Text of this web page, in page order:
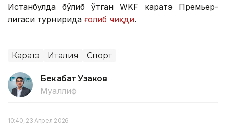
Истанбулда бўлиб ўтган WKF каратэ Премьер-
лигаси турнирида ғолиб чиқди.
Каратэ Италия Спорт
Бекабат Узаков
Муаллиф
10:40, 23 Апрел 2026